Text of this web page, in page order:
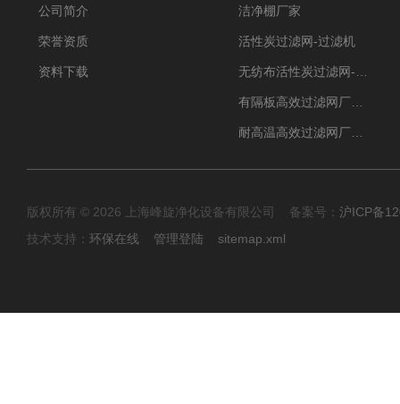
公司简介
荣誉资质
资料下载
洁净棚厂家
活性炭过滤网-过滤机
版权所有 © 2026 上海峰旋净化设备有限公司 备案号： 沪ICP备
技术支持： 环保在线 管理登陆 sitemap.xml